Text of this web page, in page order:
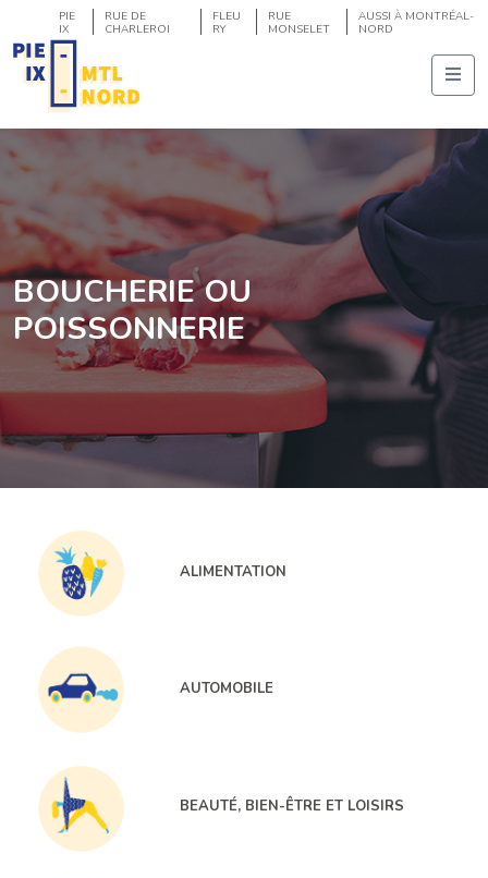
PIE
IX
RUE DE
CHARLEROI
FLEU
RY
RUE
MONSELET
AUSSI À MONTRÉAL-
NORD
BOUCHERIE OU
POISSONNERIE
ALIMENTATION
AUTOMOBILE
BEAUTÉ, BIEN-ÊTRE ET LOISIRS